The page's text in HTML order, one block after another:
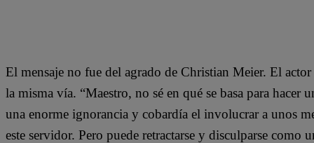
El mensaje no fue del agrado de Christian Meier. El
la misma vía. “Maestro, no sé en qué se basa para hacer
una enorme ignorancia y cobardía el involucrar a unos
este servidor. Pero puede retractarse y disculparse como